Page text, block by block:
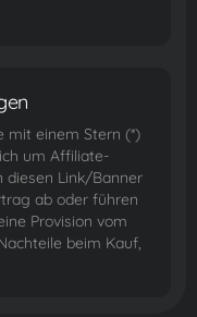
mit einem Stern (*)
um Affiliate-
diesen Link/Banner
ab oder führen
Provision vom
beim Kauf,